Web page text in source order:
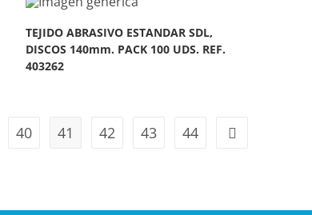
TEJIDO ABRASIVO ESTANDAR SDL,
DISCOS 140mm. PACK 100 UDS. REF.
403262
40 41 42 43 44